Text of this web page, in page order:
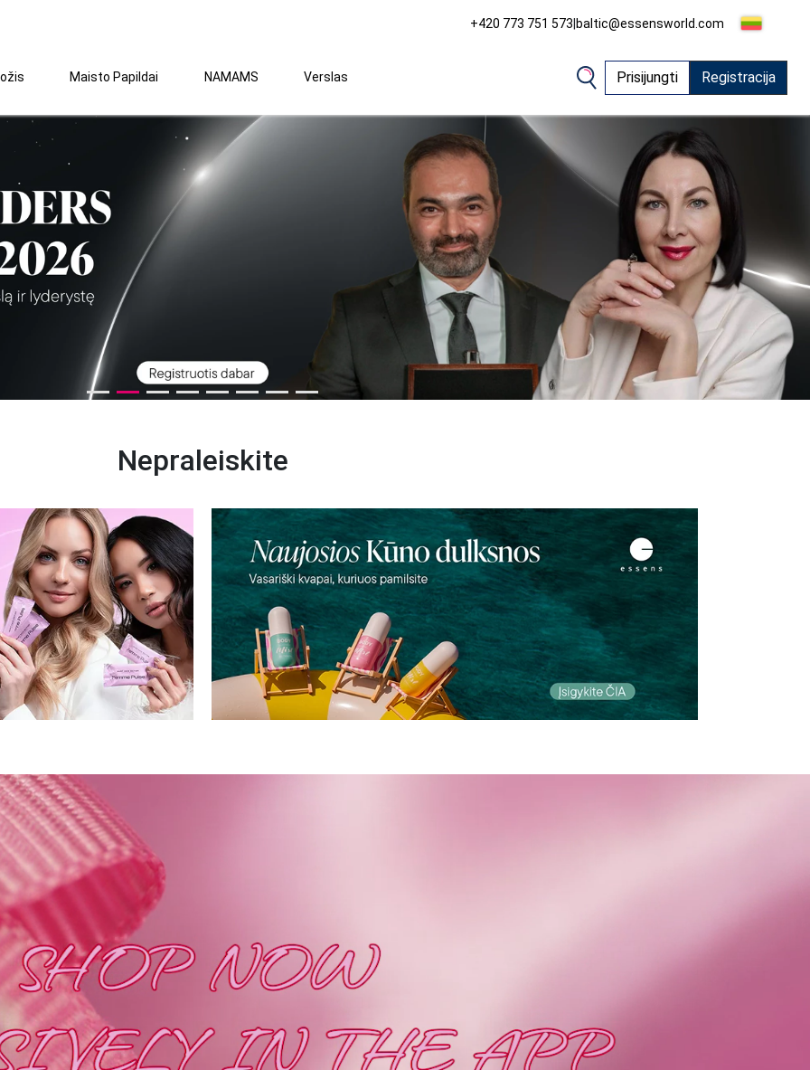
+420 773 751 573|baltic@essensworld.com
Maisto Papildai NAMAMS Verslas Prisijungti Registracija
Nepraleiskite